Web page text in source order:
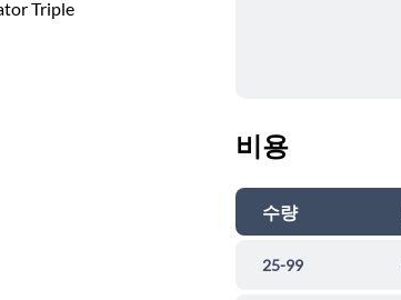
Triple
비용
수량
25-99